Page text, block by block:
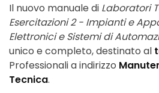
Il nuovo manuale di Laboratori
Esercitazioni 2 - Impianti e
Elettronici e Sistemi di
unico e completo, destinato al
Professionali a indirizzo
Tecnica.